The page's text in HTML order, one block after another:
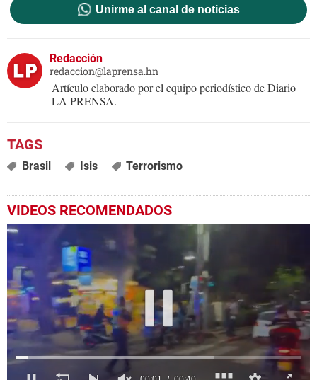
Unirme al canal de noticias
Redacción
redaccion@laprensa.hn
Artículo elaborado por el equipo periodístico de Diario
LA PRENSA.
Brasil Isis Terrorismo
VIDEOS RECOMENDADOS